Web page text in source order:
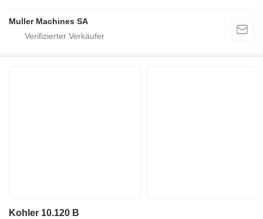
Muller Machines SA
Kohler 10.120 B